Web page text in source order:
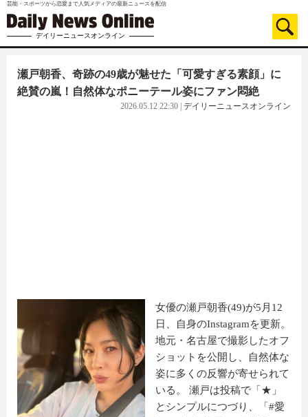
芸能・スポーツから恋愛まで人気メディアの最新ニュースを配信
デイリーニュースオンライン
瀬戸朝香、奇跡の49歳が魅せた「可愛すぎる素顔」に
絶賛の嵐！自然体なポニーテール姿にファン悶絶
2026.05.12 22:30 デイリーニュースオンライン
女優の瀬戸朝香(49)が5月12
日、自身のInstagramを更新。
地元・名古屋で撮影したオフ
ショットを公開し、自然体な
姿に多くの反響が寄せられて
いる。 瀬戸は投稿で「★」
とシンプルにつづり、「#愛